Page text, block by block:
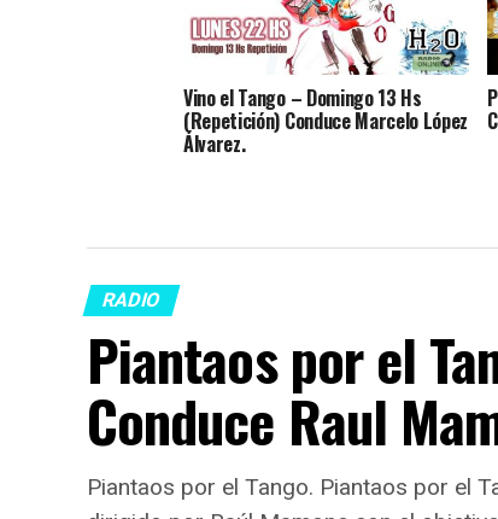
Vino el Tango – Domingo 13 Hs
(Repetición) Conduce Marcelo López
Álvarez.
RADIO
Piantaos por el
Conduce Raul
Piantaos por el Tango. Piantaos por el